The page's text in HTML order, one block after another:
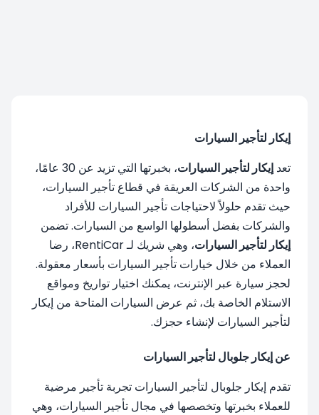
إيكار لتأجير السيارات
تعد إيكار لتأجير السيارات
، بخبرتها التي تزيد عن 30 عامًا،
واحدة من الشركات العريقة في قطاع تأجير السيارات،
حيث تقدم حلولاً لاحتياجات تأجير السيارات للأفراد
والشركات بفضل أسطولها الواسع من السيارات. تضمن
إيكار لتأجير السيارات
، وهي شريك لـ RentiCar، رضا
العملاء من خلال خيارات تأجير السيارات بأسعار معقولة.
لحجز سيارة عبر الإنترنت، يمكنك اختيار تواريخ ومواقع
الاستلام الخاصة بك، ثم عرض السيارات المتاحة من إيكار
لتأجير السيارات لإنشاء حجزك.
عن إيكار جلوبال لتأجير السيارات
تقدم إيكار جلوبال لتأجير السيارات تجربة تأجير مرضية
للعملاء بخبرتها وتخصصها في مجال تأجير السيارات، وهي